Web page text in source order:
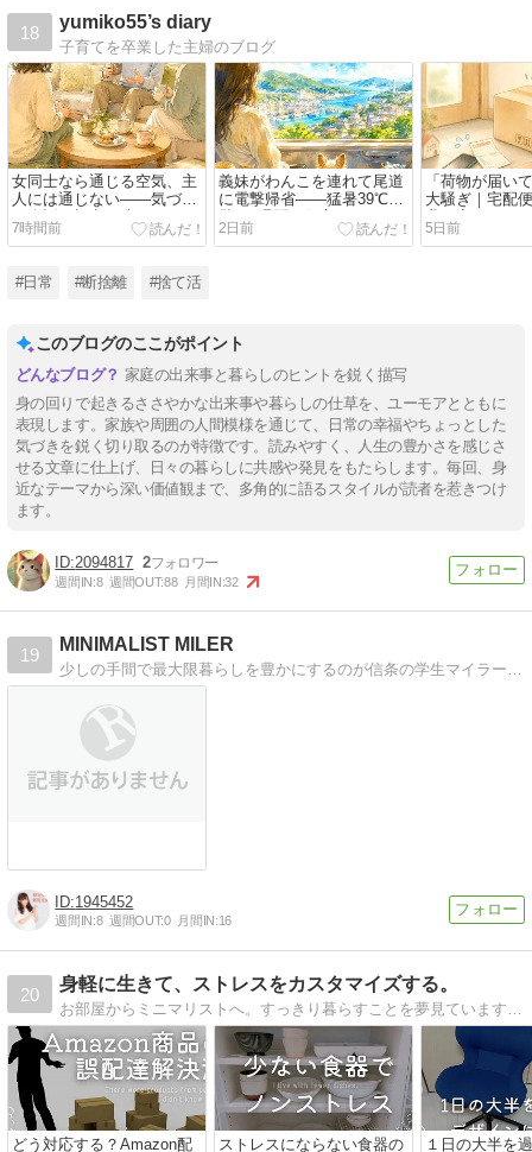
18
yumiko55’s diary
子育てを卒業した主婦のブログ
女同士なら通じる空気、主
人には通じない――気づい
た会話の視点の違い
7時間前
義妹がわんこを連れて尾道
に電撃帰省――猛暑39℃に
驚く3週間の行方
2日前
「荷物が届い
大騒ぎ｜宅配
我が家のドタ
5日前
#日常 #断捨離 #捨て活
このブログのここがポイント
家庭の出来事と暮らしのヒントを鋭く描写
身の回りで起きるささやかな出来事や暮らしの仕草を、ユーモアとともに
表現します。家族や周囲の人間模様を通じて、日常の幸福やちょっとした
気づきを鋭く切り取るのが特徴です。読みやすく、人生の豊かさを感じさ
せる文章に仕上げ、日々の暮らしに共感や発見をもたらします。毎回、身
近なテーマから深い価値観まで、多角的に語るスタイルが読者を惹きつけ
ます。
2094817 2
週間IN:8 週間OUT:88 月間IN:32
19
MINIMALIST MILER
1945452
週間IN:8 週間OUT:0 月間IN:16
20
身軽に生きて、ストレスをカスタマイズする。
どう対応する？Amazon配
ストレスにならない食器の
１日の大半を